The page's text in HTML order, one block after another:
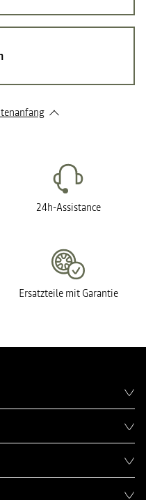
24h-Assistance
Ersatzteile mit Garantie